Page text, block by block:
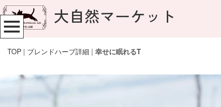
大自然マーケット
TOP | ブレンドハーブ詳細 | 幸せに眠れるT